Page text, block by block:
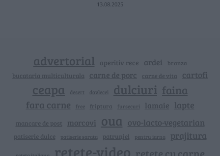
13.08.2025
advertorial aperitiv rece ardei branza
bucataria multiculturala carne de porc carne de vita cartofi
ceapa desert dovlecei dulciuri faina
fara carne free friptura fursecuri lamaie lapte
mancare de post morcovi oua ovo-lacto-vegetarian
patiserie dulce patiserie sarata patrunjel pentru iarna prajitura
retete-video